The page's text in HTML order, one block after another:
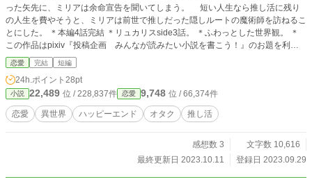
った矢先に、ミリアは余命宣告を聞いてしまう。 短い人生なら推し活に残り
の人生を費やそうと、ミリアは前世で推しだった隠しルートの魔術師を訪ねるこ
とにした。 ＊本編4話完結 ＊リュカリスside3話。 ＊ふわっとした世界観。 ＊
この作品はpixiv『投稿企画 みんなが読みたい小説を書こう！』のお題を利用
し創作したものです。 https://www.pixiv.net/novel/contest/yomitainovel
恋愛 完結 短編
24h.ポイント 28pt
小説 22,489 位 / 228,837件 恋愛 9,748 位 / 66,374件
恋愛 異世界 ハッピーエンド オタク 推し活
感想数 3
文字数 10,616
最終更新日 2023.10.11
登録日 2023.09.29